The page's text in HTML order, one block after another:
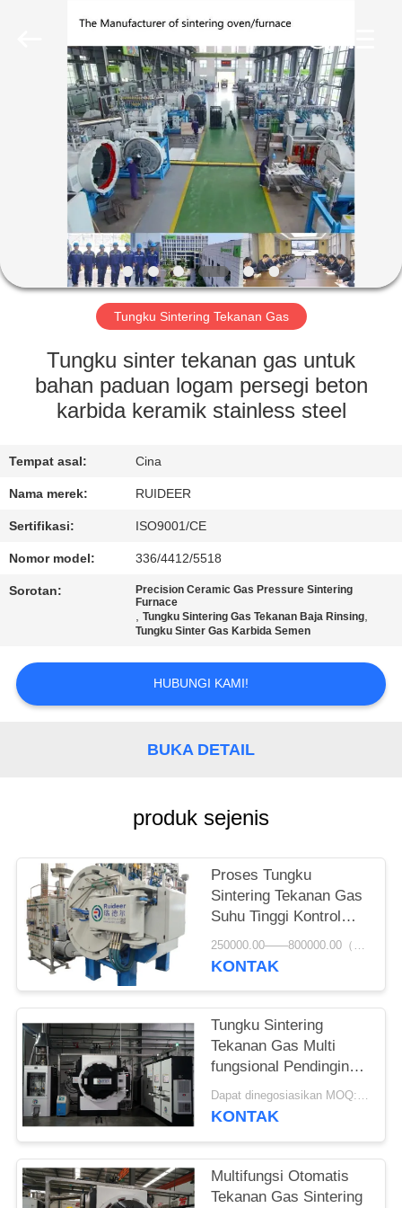
RUMAH
PRODUK
TENTANG
TUR
KONTROL
KUALITAS
HUBUNGI
KAMI
MINTA
KUTIPAN
KEBIJAKAN
Tungku Sintering Tekanan Gas
Tungku sinter tekanan gas untuk
bahan paduan logam persegi beton
karbida keramik stainless steel
Tempat asal: Cina
Nama merek: RUIDEER
Sertifikasi: ISO9001/CE
Nomor model: 336/4412/5518
Sorotan:
Precision Ceramic Gas Pressure Sintering
Furnace
,Tungku Sintering Gas Tekanan Baja Rinsing,
Tungku Sinter Gas Karbida Semen
HUBUNGI KAMI!
BUKA DETAIL
produk sejenis
Proses Tungku
Sintering Tekanan Gas
Suhu Tinggi Kontrol
Cerdas
250000.00——800000.00（USD） MOQ:1set
KONTAK
Tungku Sintering
Tekanan Gas Multi
fungsional Pendinginan
Cepat 480KVA
Dapat dinegosiasikan MOQ:1 set
KONTAK
Multifungsi Otomatis
Tekanan Gas Sintering